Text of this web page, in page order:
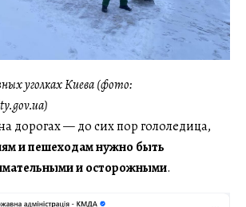
уголках Киева (фото:
дорогах — до сих пор гололедица,
и пешеходам нужно быть
и осторожными.